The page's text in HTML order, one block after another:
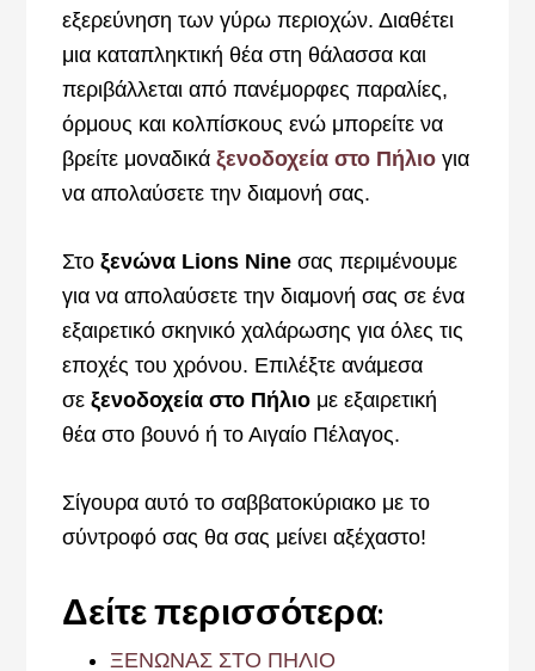
εξερεύνηση των γύρω περιοχών. Διαθέτει
μια καταπληκτική θέα στη θάλασσα και
περιβάλλεται από πανέμορφες παραλίες,
όρμους και κολπίσκους ενώ μπορείτε να
βρείτε μοναδικάξενοδοχεία στο Πήλιο για
να απολαύσετε την διαμονή σας.
Στοξενώνα Lions Nineσας περιμένουμε
για να απολαύσετε την διαμονή σας σε ένα
εξαιρετικό σκηνικό χαλάρωσης για όλες τις
εποχές του χρόνου. Επιλέξτε ανάμεσα
σεξενοδοχεία στο Πήλιο με εξαιρετική
θέα στο βουνό ή το Αιγαίο Πέλαγος.
Σίγουρα αυτό το σαββατοκύριακο με το
σύντροφό σας θα σας μείνει αξέχαστο!
Δείτε περισσότερα:
ΞΕΝΩΝΑΣ ΣΤΟ ΠΗΛΙΟ